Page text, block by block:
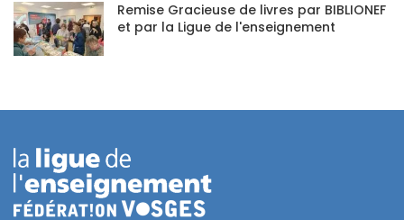
Remise Gracieuse de livres par BIBLIONEF
et par la Ligue de l'enseignement